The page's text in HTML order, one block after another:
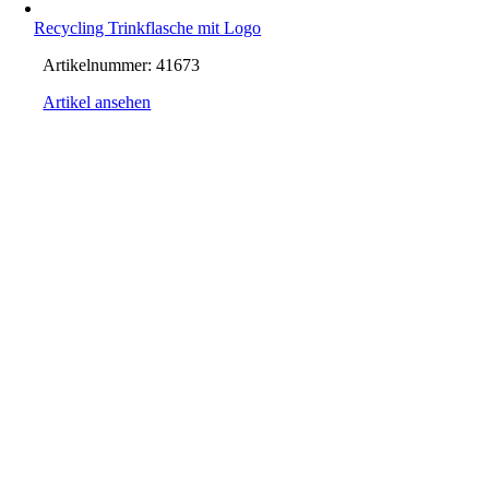
Recycling Trinkflasche mit Logo
Artikelnummer:41673
Artikel ansehen